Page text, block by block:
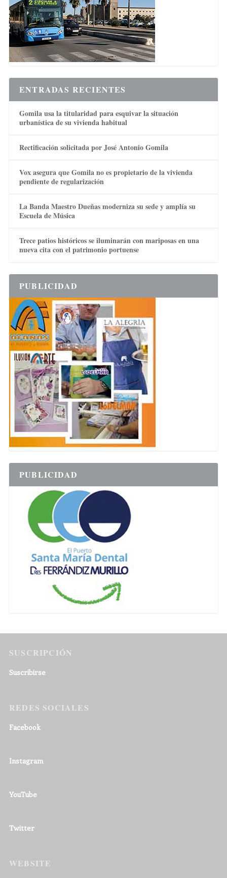
ENTRADAS RECIENTES
Gomila usa la titularidad para esquivar la situación
urbanística de su vivienda habitual
Rectificación solicitada por José Antonio Gomila
Vox asegura que Gomila no es propietario de la vivienda
pendiente de regularización
La Banda Maestro Dueñas moderniza su sede y amplía su
Escuela de Música
Trece patios históricos se iluminarán con mariposas en una
nueva cita con el patrimonio portuense
PUBLICIDAD
PUBLICIDAD
SUSCRIPCIÓN
Suscribirse
REDES SOCIALES
Facebook
Instagram
YouTube
Twitter
WEBSITE